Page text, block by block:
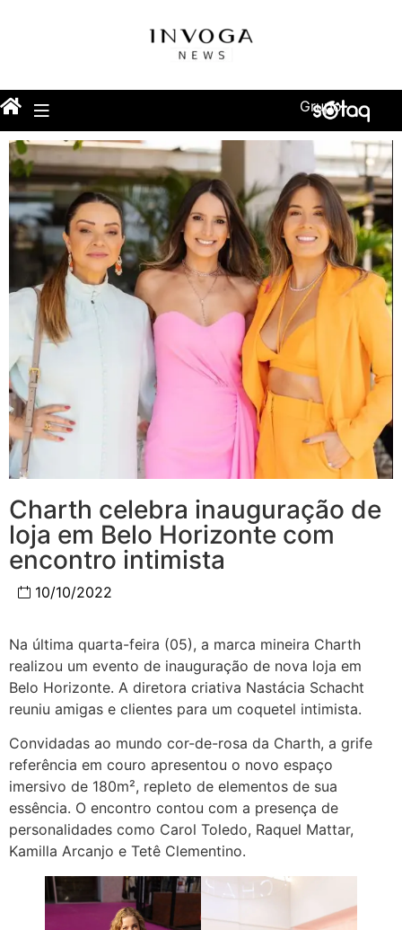
Grupo
Charth celebra inauguração de
loja em Belo Horizonte com
encontro intimista
10/10/2022
Na última quarta-feira (05), a marca mineira Charth
realizou um evento de inauguração de nova loja em
Belo Horizonte. A diretora criativa Nastácia Schacht
reuniu amigas e clientes para um coquetel intimista.
Convidadas ao mundo cor-de-rosa da Charth, a grife
referência em couro apresentou o novo espaço
imersivo de 180m², repleto de elementos de sua
essência. O encontro contou com a presença de
personalidades como Carol Toledo, Raquel Mattar,
Kamilla Arcanjo e Tetê Clementino.